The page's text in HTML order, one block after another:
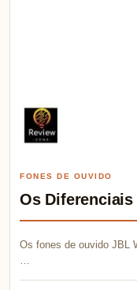
FONES DE OUVIDO
Os Diferenciais
Os fones de ouvido JBL